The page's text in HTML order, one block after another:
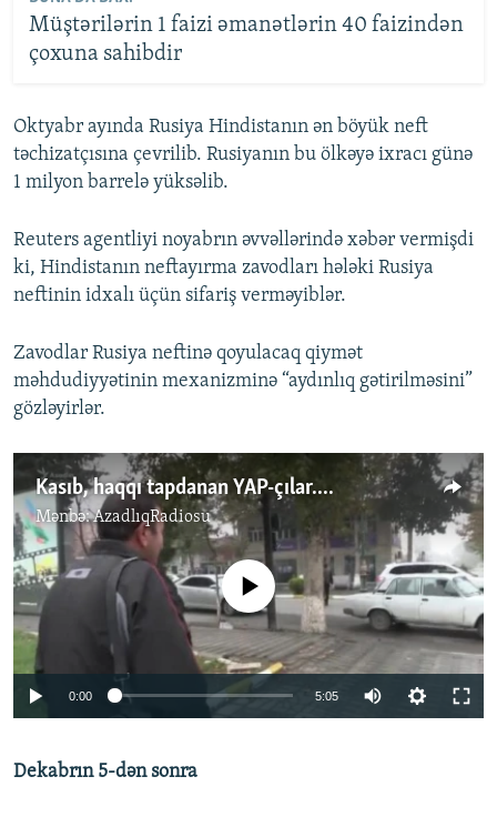
Müştərilərin 1 faizi əmanətlərin 40 faizindən
çoxuna sahibdir
Oktyabr ayında Rusiya Hindistanın ən böyük neft
təchizatçısına çevrilib. Rusiyanın bu ölkəyə ixracı günə
1 milyon barrelə yüksəlib.
Reuters agentliyi noyabrın əvvəllərində xəbər vermişdi
ki, Hindistanın neftayırma zavodları hələki Rusiya
neftinin idxalı üçün sifariş verməyiblər.
Zavodlar Rusiya neftinə qoyulacaq qiymət
məhdudiyyətinin mexanizminə “aydınlıq gətirilməsini”
gözləyirlər.
Kasıb, haqqı tapdanan YAP-çılar....
Mənbə:AzadlıqRadiosu
No media source currently available
0:00 5:05
Dekabrın 5-dən sonra